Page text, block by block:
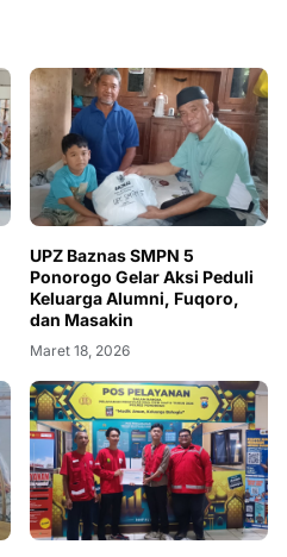
UPZ Baznas SMPN 5
Ponorogo Gelar Aksi Peduli
Keluarga Alumni, Fuqoro,
dan Masakin
Maret 18, 2026